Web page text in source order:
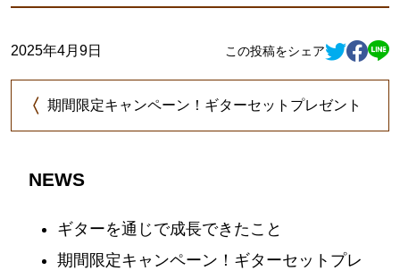
2025年4月9日 この投稿をシェア
期間限定キャンペーン！ギターセットプレゼント
NEWS
ギターを通じで成長できたこと
期間限定キャンペーン！ギターセットプレ